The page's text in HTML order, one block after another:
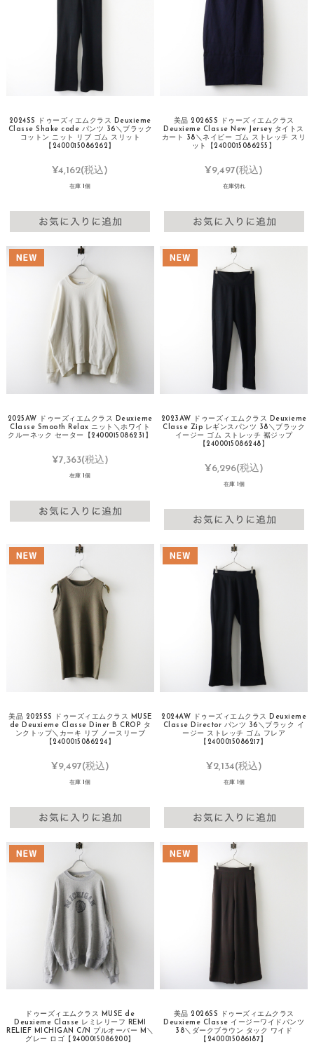
2024SS ドゥーズィエムクラス Deuxieme
Classe Shake code パンツ 36＼ブラック
コットン ニット リブ ゴム スリット
【2400015086262】
¥4,162(税込)
在庫 1個
美品 2026SS ドゥーズィエムクラス
Deuxieme Classe New Jersey タイトス
カート 38＼ネイビー ゴム ストレッチ スリ
ット【2400015086255】
¥9,497(税込)
在庫切れ
2025AW ドゥーズィエムクラス Deuxieme
Classe Smooth Relax ニット＼ホワイト
クルーネック セーター【2400015086231】
¥7,363(税込)
在庫 1個
2023AW ドゥーズィエムクラス Deuxieme
Classe Zip レギンスパンツ 38＼ブラック
イージー ゴム ストレッチ 裾ジップ
【2400015086248】
¥6,296(税込)
在庫 1個
美品 2025SS ドゥーズィエムクラス MUSE
de Deuxieme Classe Diner B CROP タ
ンクトップ＼カーキ リブ ノースリーブ
【2400015086224】
¥9,497(税込)
在庫 1個
2024AW ドゥーズィエムクラス Deuxieme
Classe Director パンツ 36＼ブラック イ
ージー ストレッチ ゴム フレア
【2400015086217】
¥2,134(税込)
在庫 1個
ドゥーズィエムクラス MUSE de
Deuxieme Classe レミレリーフ REMI
RELIEF MICHIGAN C/N プルオーバー M＼
グレー ロゴ【2400015086200】
美品 2026SS ドゥーズィエムクラス
Deuxieme Classe イージーワイドパンツ
38＼ダークブラウン タック ワイド
【2400015086187】